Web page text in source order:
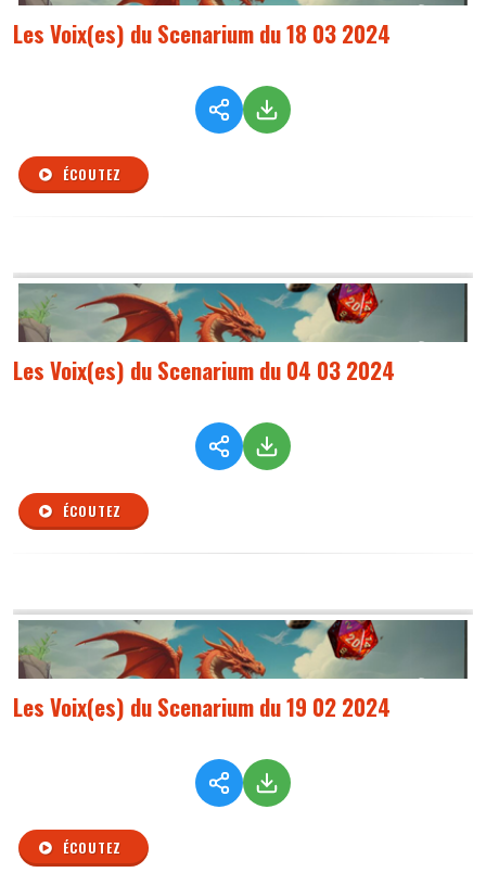
Les Voix(es) du Scenarium du 18 03 2024
ÉCOUTEZ
Les Voix(es) du Scenarium du 04 03 2024
ÉCOUTEZ
Les Voix(es) du Scenarium du 19 02 2024
ÉCOUTEZ